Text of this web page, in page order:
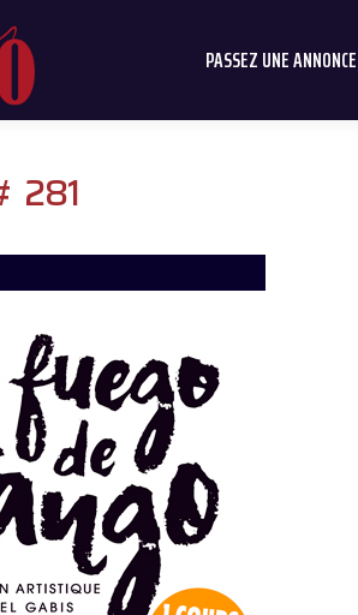
PASSEZ UNE ANNONCE
281